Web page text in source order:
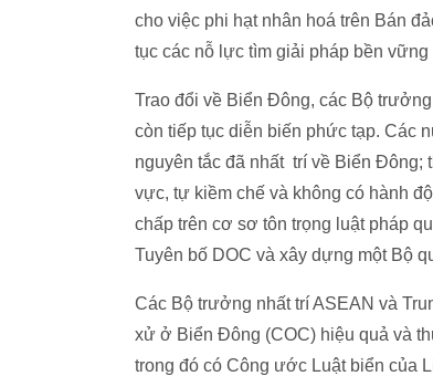
cho việc phi hạt nhân hoá trên Bán
tục các nỗ lực tìm giải pháp bền
Trao đổi về Biển Đông, các Bộ
còn tiếp tục diễn biến phức tạp. Các
nguyên tắc đã nhất trí về Biển Đông;
vực, tự kiềm chế và không có hành
chấp trên cơ sơ tôn trọng luật pháp
Tuyên bố DOC và xây dựng một Bộ
Các Bộ trưởng nhất trí ASEAN và
xử ở Biển Đông (COC) hiệu quả và
trong đó có Công ước Luật biển của